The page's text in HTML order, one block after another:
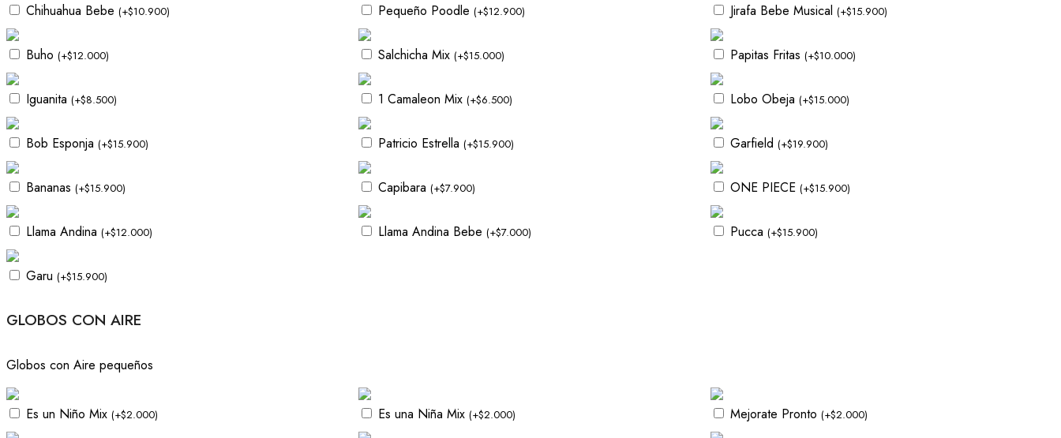
Chihuahua Bebe (+$10.900) Pequeño Poodle (+$12.900) Jirafa Bebe Musical (+$15.900)
Buho (+$12.000) Salchicha Mix (+$15.000) Papitas Fritas (+$10.000)
Iguanita (+$8.500) 1 Camaleon Mix (+$6.500) Lobo Obeja (+$15.000)
Bob Esponja (+$15.900) Patricio Estrella (+$15.900) Garfield (+$19.900)
Bananas (+$15.900) Capibara (+$7.900) ONE PIECE (+$15.900)
Llama Andina (+$12.000) Llama Andina Bebe (+$7.000) Pucca (+$15.900)
Garu (+$15.900)
GLOBOS CON AIRE
Globos con Aire pequeños
Es un Niño Mix (+$2.000) Es una Niña Mix (+$2.000) Mejorate Pronto (+$2.000)